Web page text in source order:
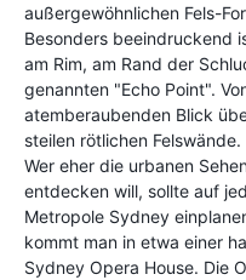
außergewöhnlichen Fels-
Besonders beeindruckend
am Rim, am Rand der
genannten "Echo Point".
atemberaubenden Blick
steilen rötlichen Felswände.
Wer eher die urbanen
entdecken will, sollte auf
Metropole Sydney
kommt man in etwa einer
Sydney Opera House. Die